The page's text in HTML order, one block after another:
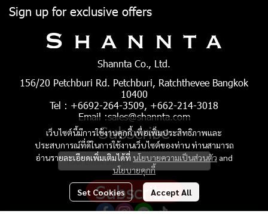
เว็บไซต์นี้มีการใช้งานคุกกี้ เพื่อเพิ่มประสิทธิภาพและ
ประสบการณ์ที่ดีในการใช้งานเว็บไซต์ของท่าน ท่านสามารถ
อ่านรายละเอียดเพิ่มเติมได้ที่ นโยบายความเป็นส่วนตัว and
นโยบายคุกกี้
Set Cookies Accept All
Sign up for exclusive offers
Shannta Co., Ltd.
156/20 Petchburi Rd. Petchburi, Ratchthevee Bangkok
10400
Tel : +6692-264-3509, +662-214-3018
Email :sales@shannta.com
Subscribe
Subscribe